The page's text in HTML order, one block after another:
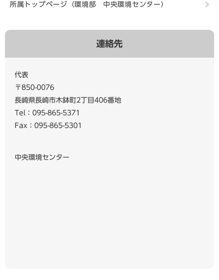
所属トップページ（環境部 中央環境センター）
連絡先
代表
〒850-0076
長崎県長崎市木鉢町2丁目406番地
Tel：095-865-5371
Fax：095-865-5301
中央環境センター